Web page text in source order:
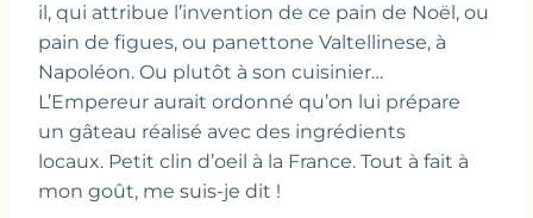
il, qui attribue l’invention de ce pain de Noël, ou
pain de figues, ou panettone Valtellinese, à
Napoléon. Ou plutôt à son cuisinier…
L’Empereur aurait ordonné qu’on lui prépare
un gâteau réalisé avec des ingrédients
locaux. Petit clin d’oeil à la France. Tout à fait à
mon goût, me suis-je dit !